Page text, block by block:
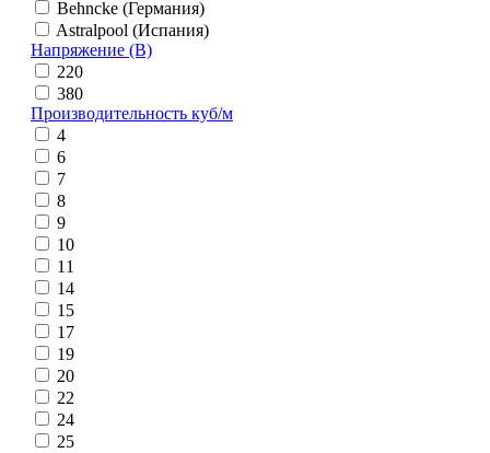
Behncke (Германия)
Astralpool (Испания)
Напряжение (В)
220
380
Производительность куб/м
4
6
7
8
9
10
11
14
15
17
19
20
22
24
25